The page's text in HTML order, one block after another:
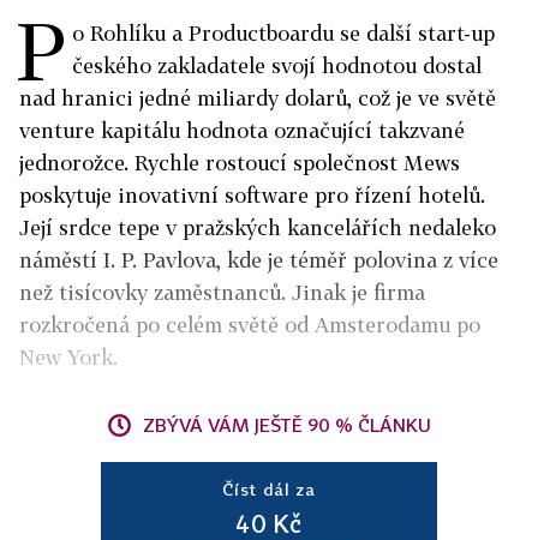
P o Rohlíku a Productboardu se další start-up
českého zakladatele svojí hodnotou dostal
nad hranici jedné miliardy dolarů, což je ve světě
venture kapitálu hodnota označující takzvané
jednorožce. Rychle rostoucí společnost Mews
poskytuje inovativní software pro řízení hotelů.
Její srdce tepe v pražských kancelářích nedaleko
náměstí I. P. Pavlova, kde je téměř polovina z více
než tisícovky zaměstnanců. Jinak je firma
rozkročená po celém světě od Amsterodamu po
New York.
ZBÝVÁ VÁM JEŠTĚ 90 % ČLÁNKU
Číst dál za
40 Kč